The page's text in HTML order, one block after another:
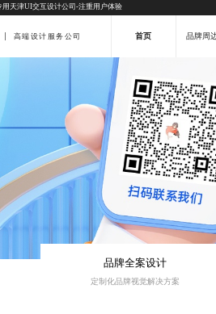
天津UI交互设计公司-注重用户体验
高端设计服务公司 首页 品牌周
品牌全案设计
定制化品牌视觉解决方案